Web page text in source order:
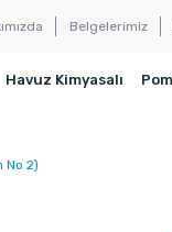
Belgelerimiz
Havuz Kimyasalı
No 2)